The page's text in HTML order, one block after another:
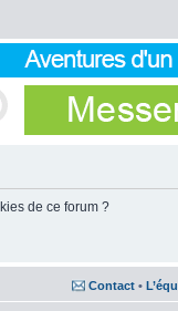
de ce forum ?
Contact •